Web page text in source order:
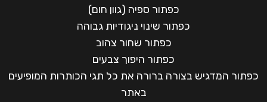
כפתור ספיה (גוון חום)
כפתור שינוי ניגודיות גבוהה
כפתור שחור צהוב
כפתור היפוך צבעים
כפתור המדגיש בצורה ברורה את כל תגי הכותרות המופיעים
באתר